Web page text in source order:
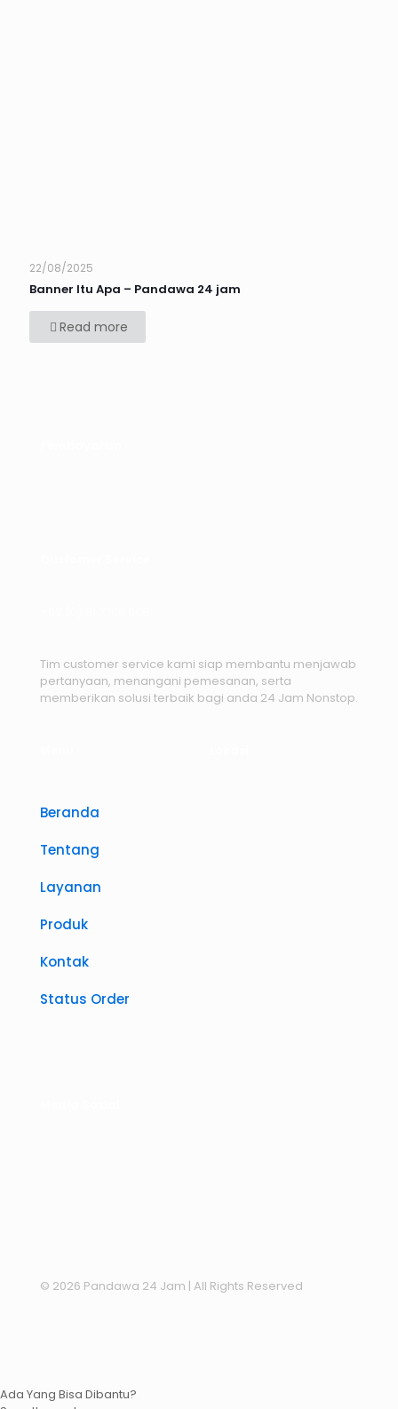
22/08/2025
Banner Itu Apa – Pandawa 24 jam
Read more
Tim customer service kami siap membantu menjawab
pertanyaan, menangani pemesanan, serta
memberikan solusi terbaik bagi anda 24 Jam Nonstop.
Beranda
Tentang
Layanan
Produk
Kontak
Status Order
© 2026 Pandawa 24 Jam | All Rights Reserved
Ada Yang Bisa Dibantu?